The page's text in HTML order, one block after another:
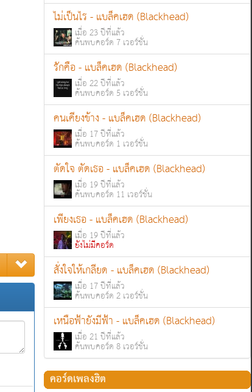
ไม่เป็นไร - แบล็คเฮด (Blackhead)
เมื่อ 23 ปีที่แล้ว
ค้นพบคอร์ด 7 เวอร์ชั่น
รักคือ - แบล็คเฮด (Blackhead)
เมื่อ 22 ปีที่แล้ว
ค้นพบคอร์ด 5 เวอร์ชั่น
คนเคียงข้าง - แบล็คเฮด (Blackhead)
เมื่อ 17 ปีที่แล้ว
ค้นพบคอร์ด 1 เวอร์ชั่น
ตัดใจ ตัดเธอ - แบล็คเฮด (Blackhead)
เมื่อ 19 ปีที่แล้ว
ค้นพบคอร์ด 11 เวอร์ชั่น
เพียงเธอ - แบล็คเฮด (Blackhead)
เมื่อ 19 ปีที่แล้ว
ยังไม่มีคอร์ด
สั่งใจให้เกลียด - แบล็คเฮด (Blackhead)
เมื่อ 17 ปีที่แล้ว
ค้นพบคอร์ด 2 เวอร์ชั่น
เหนือฟ้ายังมีฟ้า - แบล็คเฮด (Blackhead)
เมื่อ 21 ปีที่แล้ว
ค้นพบคอร์ด 8 เวอร์ชั่น
คอร์ดเพลงฮิต